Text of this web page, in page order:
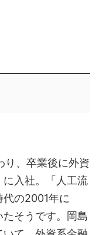
り、卒業後に外資
入社。「人工流
の2001年に
たそうです。岡島